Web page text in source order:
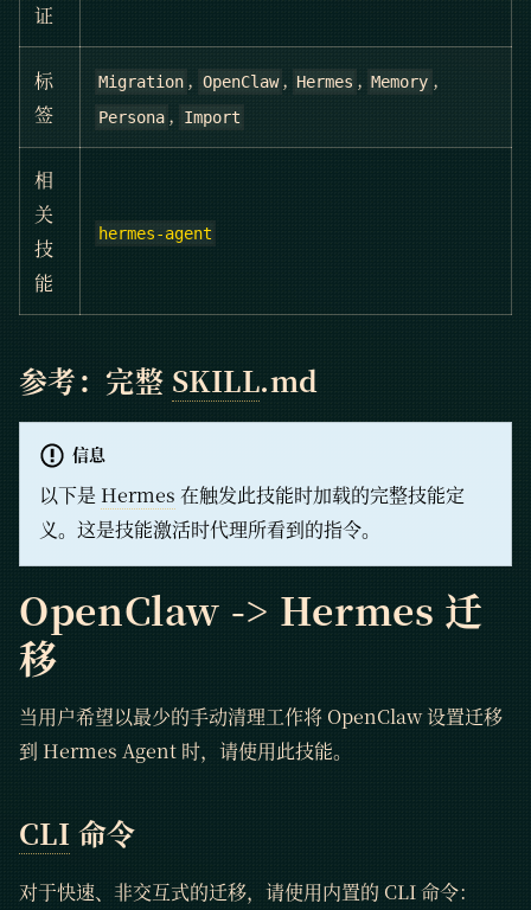
证
标
签
Migration , OpenClaw , Hermes , Memory ,
Persona , Import
相
关
技
能
hermes-agent
参考：完整 SKILL.md
信息
以下是 Hermes 在触发此技能时加载的完整技能定
义。这是技能激活时代理所看到的指令。
OpenClaw -> Hermes 迁
移
当用户希望以最少的手动清理工作将 OpenClaw 设置迁移
到 Hermes Agent 时，请使用此技能。
CLI 命令
对于快速、非交互式的迁移，请使用内置的 CLI 命令：